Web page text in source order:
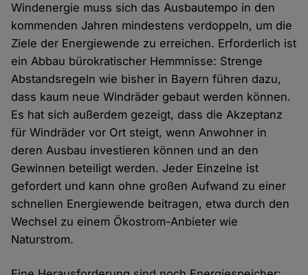
Windenergie muss sich das Ausbautempo in den
kommenden Jahren mindestens verdoppeln, um die
Ziele der Energiewende zu erreichen. Erforderlich ist
ein Abbau bürokratischer Hemmnisse: Strenge
Abstandsregeln wie bisher in Bayern führen dazu,
dass kaum neue Windräder gebaut werden können.
Es hat sich außerdem gezeigt, dass die Akzeptanz
für Windräder vor Ort steigt, wenn Anwohner in
deren Ausbau investieren können und an den
Gewinnen beteiligt werden. Jeder Einzelne ist
gefordert und kann ohne großen Aufwand zu einer
schnellen Energiewende beitragen, etwa durch den
Wechsel zu einem Ökostrom-Anbieter wie
Naturstrom.